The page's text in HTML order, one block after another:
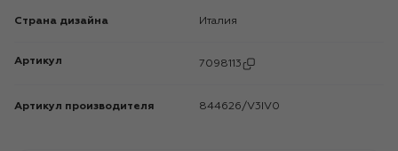
Страна дизайна Италия
Артикул 7098113
Артикул производителя 844626/V3IV0